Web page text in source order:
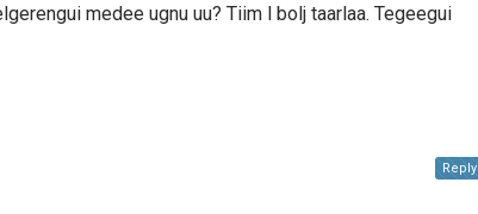
medee ugnu uu? Tiim l bolj taarlaa. Tegeegui
Reply